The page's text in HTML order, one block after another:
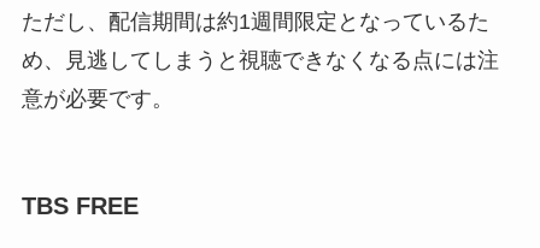
ただし、配信期間は約1週間限定となっているた
め、見逃してしまうと視聴できなくなる点には注
意が必要です。
TBS FREE